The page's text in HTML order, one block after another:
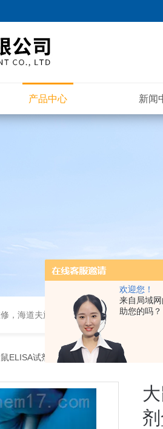
欢迎您！
来自局域
助您的吗？
产品中心 新闻
，海道夫旋转蒸发仪
ELISA试剂盒> 大鼠淋巴细胞趋化因子